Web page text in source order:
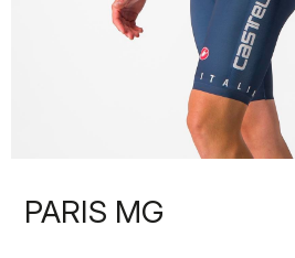
PARIS MG